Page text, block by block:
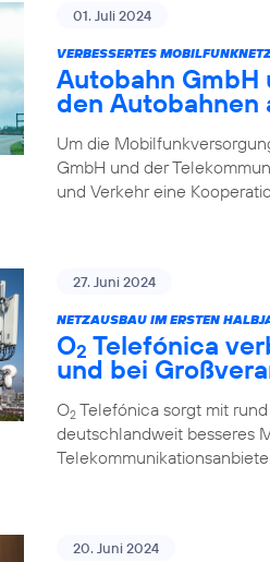
01. Juli 2024
VERBESSERTES
Autobahn GmbH
den Autobahnen
Um die
GmbH und der
und Verkehr eine
27. Juni 2024
NETZAUSBAU IM ERSTEN
O2 Telefónica
und bei
O2 Telefónica sorgt mit
deutschlandweit besseres
20. Juni 2024